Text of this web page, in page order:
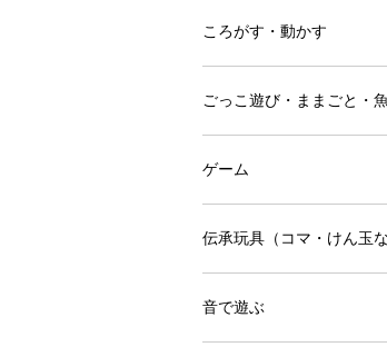
ころがす・動かす
ごっこ遊び・ままごと・
ゲーム
伝承玩具（コマ・けん玉な
音で遊ぶ